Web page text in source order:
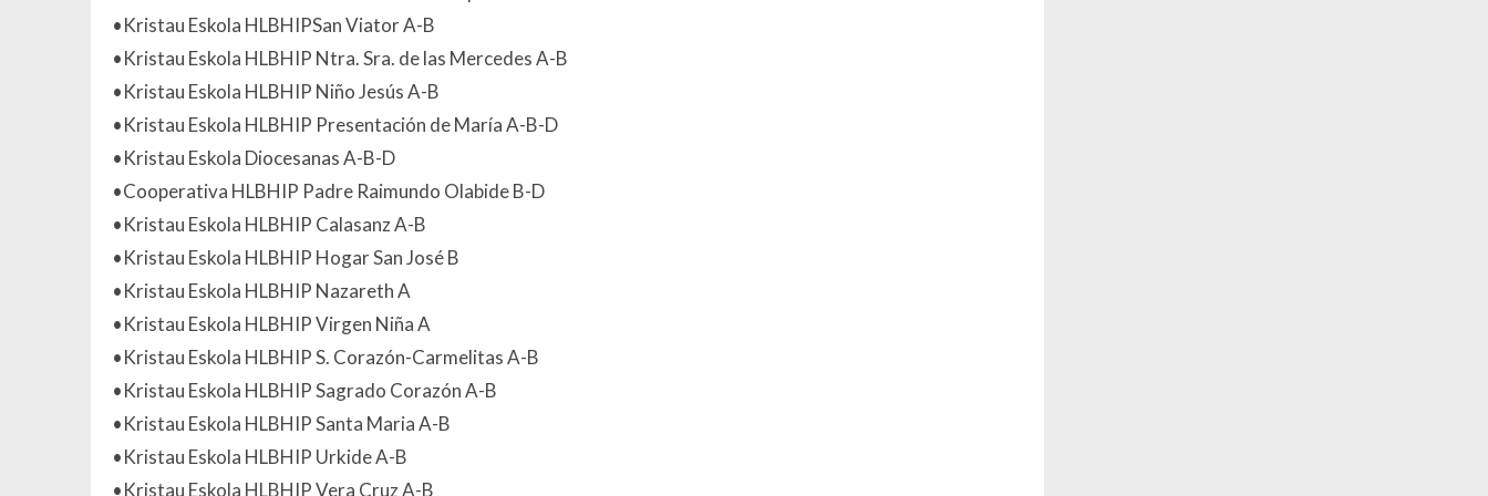
•Kristau Eskola HLBHIPSan Viator A-B
•Kristau Eskola HLBHIP Ntra. Sra. de las Mercedes A-B
•Kristau Eskola HLBHIP Niño Jesús A-B
•Kristau Eskola HLBHIP Presentación de María A-B-D
•Kristau Eskola Diocesanas A-B-D
•Cooperativa HLBHIP Padre Raimundo Olabide B-D
•Kristau Eskola HLBHIP Calasanz A-B
•Kristau Eskola HLBHIP Hogar San José B
•Kristau Eskola HLBHIP Nazareth A
•Kristau Eskola HLBHIP Virgen Niña A
•Kristau Eskola HLBHIP S. Corazón-Carmelitas A-B
•Kristau Eskola HLBHIP Sagrado Corazón A-B
•Kristau Eskola HLBHIP Santa Maria A-B
•Kristau Eskola HLBHIP Urkide A-B
•Kristau Eskola HLBHIP Vera Cruz A-B